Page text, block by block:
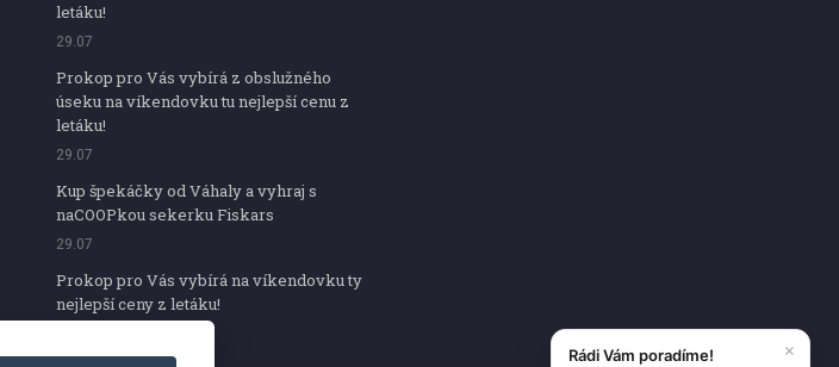
letáku!
29.07
Prokop pro Vás vybírá z obslužného
úseku na víkendovku tu nejlepší cenu z
letáku!
29.07
Kup špekáčky od Váhaly a vyhraj s
naCOOPkou sekerku Fiskars
29.07
Prokop pro Vás vybírá na víkendovku ty
nejlepší ceny z letáku!